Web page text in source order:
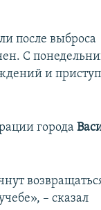
после выброса
С
и
города
– сказал